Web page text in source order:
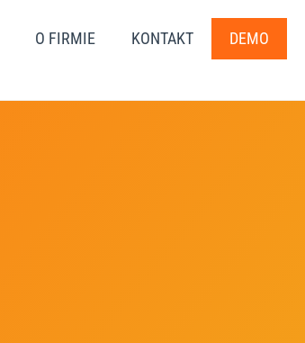
O FIRMIE KONTAKT DEMO